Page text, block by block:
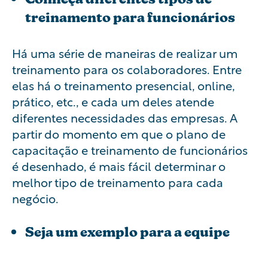
treinamento para funcionários
Há uma série de maneiras de realizar um
treinamento para os colaboradores. Entre
elas há o treinamento presencial, online,
prático, etc., e cada um deles atende
diferentes necessidades das empresas. A
partir do momento em que o plano de
capacitação e treinamento de funcionários
é desenhado, é mais fácil determinar o
melhor tipo de treinamento para cada
negócio.
Seja um exemplo para a equipe